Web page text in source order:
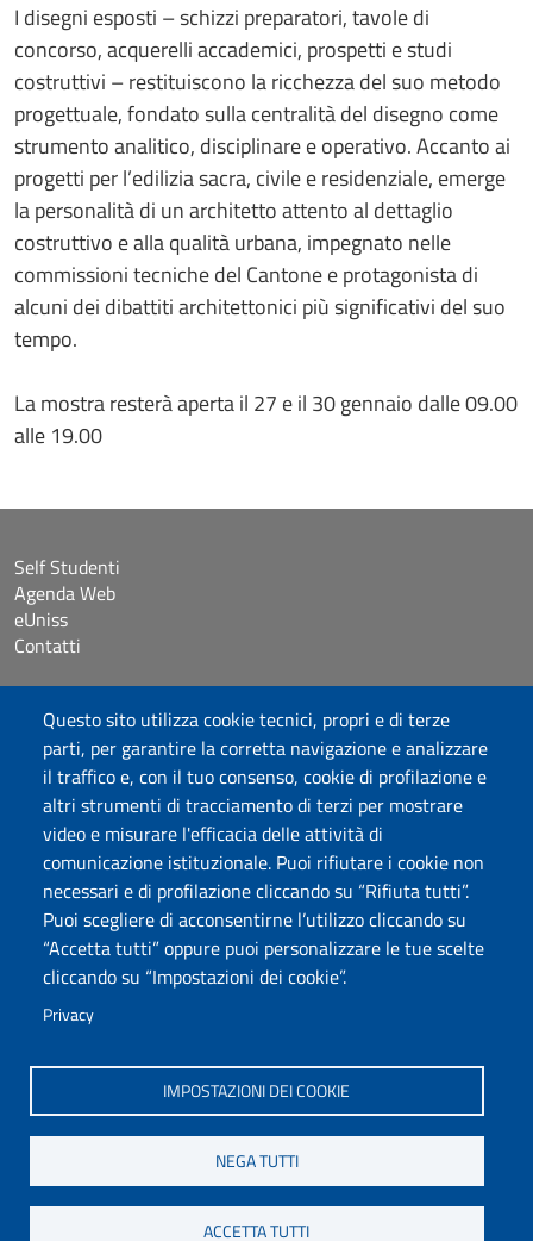
Questo sito utilizza cookie tecnici, propri e di terze
parti, per garantire la corretta navigazione e analizzare
il traffico e, con il tuo consenso, cookie di profilazione e
altri strumenti di tracciamento di terzi per mostrare
video e misurare l'efficacia delle attività di
comunicazione istituzionale. Puoi rifiutare i cookie non
necessari e di profilazione cliccando su “Rifiuta tutti”.
Puoi scegliere di acconsentirne l’utilizzo cliccando su
“Accetta tutti” oppure puoi personalizzare le tue scelte
cliccando su “Impostazioni dei cookie”.
Privacy
IMPOSTAZIONI DEI COOKIE
NEGA TUTTI
ACCETTA TUTTI
I disegni esposti – schizzi preparatori, tavole di
concorso, acquerelli accademici, prospetti e studi
costruttivi – restituiscono la ricchezza del suo metodo
progettuale, fondato sulla centralità del disegno come
strumento analitico, disciplinare e operativo. Accanto ai
progetti per l’edilizia sacra, civile e residenziale, emerge
la personalità di un architetto attento al dettaglio
costruttivo e alla qualità urbana, impegnato nelle
commissioni tecniche del Cantone e protagonista di
alcuni dei dibattiti architettonici più significativi del suo
tempo.
La mostra resterà aperta il 27 e il 30 gennaio dalle 09.00
alle 19.00
DADU – Dipartimento di Architettura, Design e Urbanistica
Università degli Studi di Sassari
Palazzo del Pou Salit – Piazza Duomo, 6 - 07041 Alghero
aaadip@uniss.it
Self Studenti
Agenda Web
eUniss
Contatti
Accessibilità
Dichiarazione di accessibilità
Cookie settings
Mappa del sito
Protocollo
Seguici su